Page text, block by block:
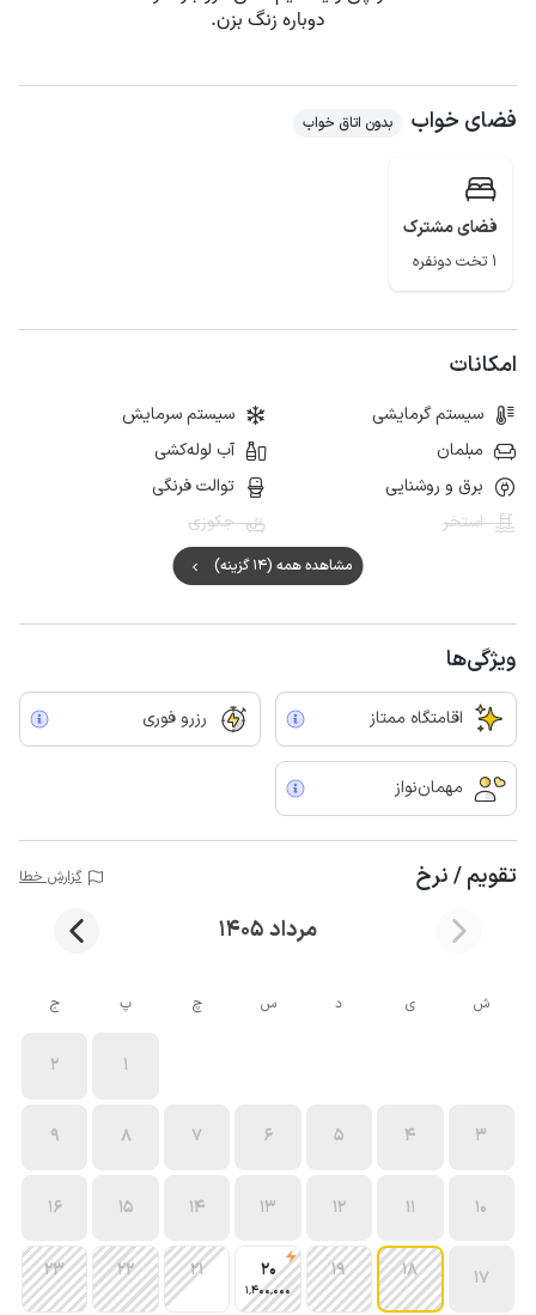
فضای خواب بدون اتاق خواب
فضای مشترک
1 تخت دونفره
امکانات
سیستم گرمایشی
سیستم سرمایش
مبلمان
آب لوله‌کشی
برق و روشنایی
توالت فرنگی
استخر
جکوزی
مشاهده همه (14 گزینه)
ویژگی‌ها
اقامتگاه ممتاز رزرو فوری
مهمان‌نواز
تقویم / نرخ گزارش خطا
مرداد 1405
ش ی د س چ پ ج
1
2
3
4
5
6
7
8
9
10
11
12
13
14
15
16
17
18
19
20
1٬400٬000
21
22
23